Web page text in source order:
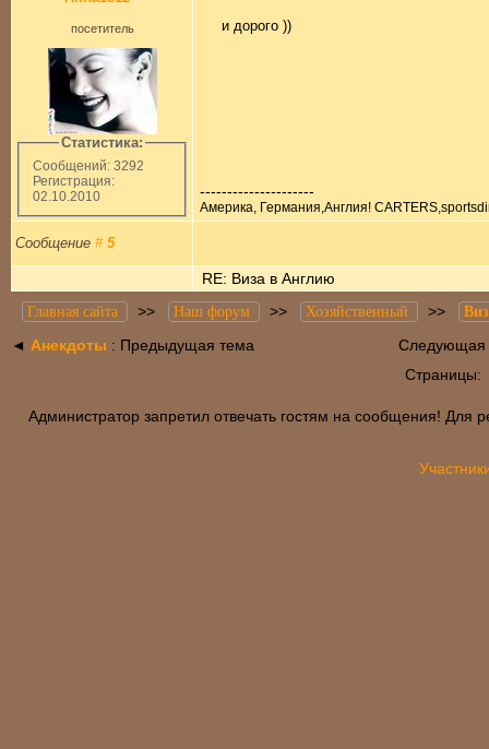
посетитель
Статистика:
Сообщений: 3292
Регистрация:
02.10.2010
и дорого ))
---------------------
Америка, Германия,Англия!
Сообщение # 5
RE: Виза в Англию
Главная сайта >> Наш форум >> Хозяйственный >>
◄ Анекдоты : Предыдущая тема
Страницы:
Администратор запретил отвечать гостям на сообщения! Для